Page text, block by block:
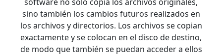
sino también los cambios futuros realizados en
los archivos y directorios. Los archivos se copian
exactamente y se colocan en el disco de destino,
de modo que también se puedan acceder a ellos